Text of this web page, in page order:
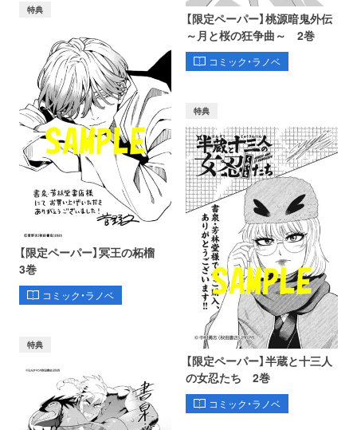
【限定ペーパー】桃源暗鬼外伝
～月と桜の狂争曲～ 2巻
コミック・ラノベ
特典
【限定ペーパー】冥王の柘榴
3巻
コミック・ラノベ
特典
【限定ペーパー】半蔵と十三人
の女忍たち 2巻
コミック・ラノベ
特典